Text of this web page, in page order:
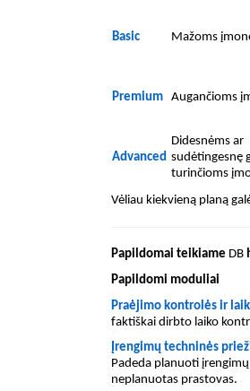
Basic Mažoms
Premium Augančioms
Advanced
Didesnėms ar
sudėtingesnę
turinčioms
Vėliau kiekvieną planą
Papildomai teikiame DB
Papildomi moduliai
Praėjimo kontrolės ir
faktiškai dirbto laiko
Įrengimų techninės
Padeda planuoti
neplanuotas prastovas.